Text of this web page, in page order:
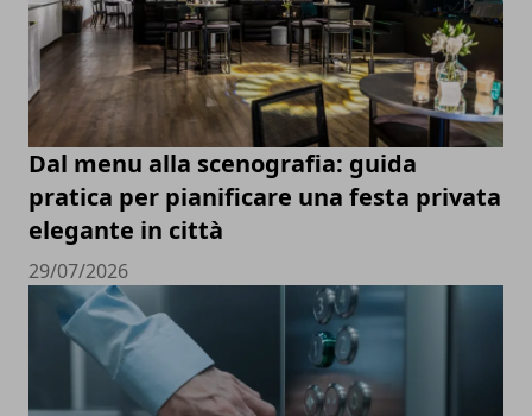
Dal menu alla scenografia: guida
pratica per pianificare una festa privata
elegante in città
29/07/2026